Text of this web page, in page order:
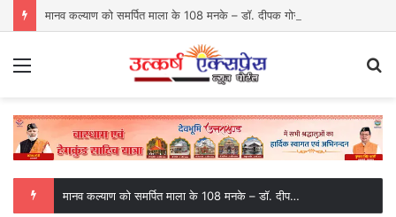
मानव कल्याण को समर्पित माला के 108 मनके – डॉ. दीपक गोस्वामी
मानव कल्याण को समर्पित माला के 108 मनके – डॉ. दीपक गोस्वामी